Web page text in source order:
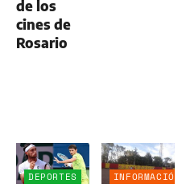
de los
cines de
Rosario
DEPORTES
INFORMACIÓN